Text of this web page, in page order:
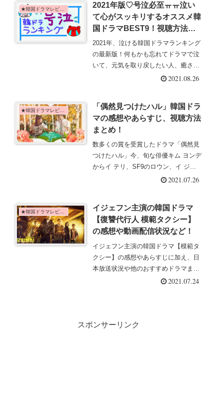
★韓国ドラマレビュー
2021年版♡号泣必至ㅠㅠ泣い
て心がスッキリするオススメ韓
国ドラマBEST9！視聴方法ま
で♪
2021年、泣ける韓国ドラマランキング
の最新版！何もかも忘れてドラマで泣
いて、元気を取り戻したい人、癒され
たい人、是非チェックしてください。
2021.08.26
★韓国ドラマレビュー
「偶然見つけたハル」韓国ドラ
マの感想やあらすじ、視聴方法
まとめ！
数多くの賞を受賞したドラマ「偶然見
つけたハル」今、旬な俳優キム ヨンデ
からイ テリ、SF9のロウン、イ ジェ
ウクなどフレッシュな俳優が勢揃い！
コチラ！
2021.07.26
★韓国ドラマレビュー
イジェフン主演の韓国ドラマ
【復讐代行人 模範タクシー】
の感想や動画配信状況など！
イジェフン主演の韓国ドラマ【模範タ
クシー】の感想やあらすじに加え、日
本放送状況や他のおすすめドラマまで
載せてます！復讐代行で心もスッキ
2021.07.24
スポンサーリンク